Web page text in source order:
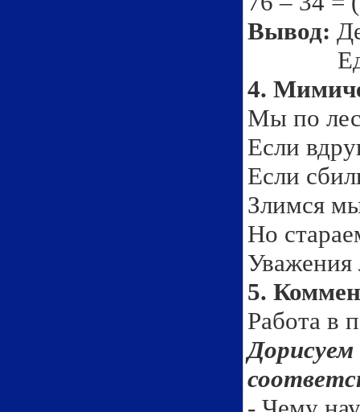
Вывод:
4.
Мы по
Если
Если
Злимся
Но
5.
Работа